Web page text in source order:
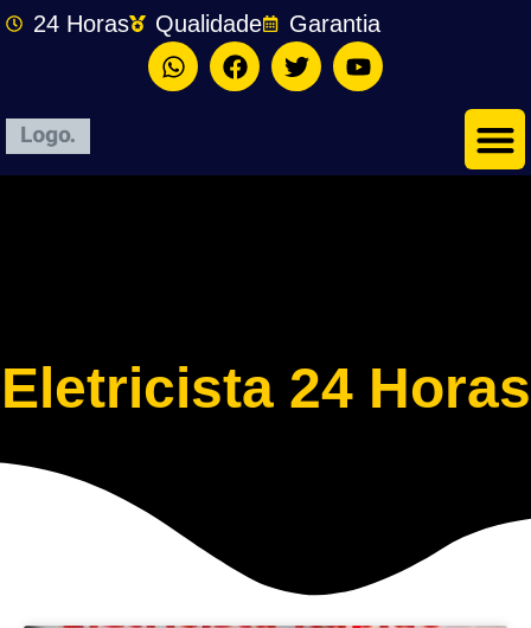
24 Horas Qualidade Garantia
Eletricista 24 Horas